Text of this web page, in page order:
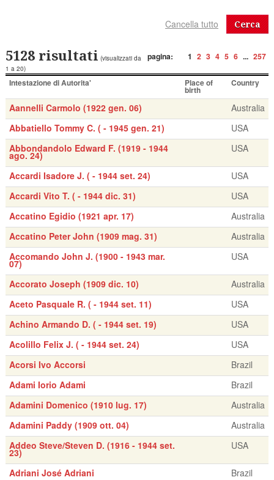
Cerca
pagina: 1 2 3 4 5 6 ... 257
5128 risultati (visualizzati da
1 a 20)
Intestazione di Autorita' Place of
birth
Country
Aannelli Carmolo (1922 gen. 06)
Australia
Abbatiello Tommy C. ( - 1945 gen. 21)
USA
Abbondandolo Edward F. (1919 - 1944
ago. 24)
USA
Accardi Isadore J. ( - 1944 set. 24)
USA
Accardi Vito T. ( - 1944 dic. 31)
USA
Accatino Egidio (1921 apr. 17)
Australia
Accatino Peter John (1909 mag. 31)
Australia
Accomando John J. (1900 - 1943 mar.
07)
USA
Accorato Joseph (1909 dic. 10)
Australia
Aceto Pasquale R. ( - 1944 set. 11)
USA
Achino Armando D. ( - 1944 set. 19)
USA
Acolillo Felix J. ( - 1944 set. 24)
USA
Acorsi Ivo Accorsi
Brazil
Adami Iorio Adami
Brazil
Adamini Domenico (1910 lug. 17)
Australia
Adamini Paddy (1909 ott. 04)
Australia
Addeo Steve/Steven D. (1916 - 1944 set.
23)
USA
Adriani José Adriani
Brazil